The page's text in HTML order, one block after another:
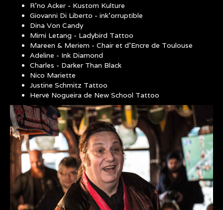
R’no Acker - Kustom Kulture
Giovanni Di Liberto - ink’orruptible
Dina Von Candy
Mimi Letang - Ladybird Tattoo
Mareen & Meriem - Chair et d’Encre de Toulouse
Adeline - Ink Diamond
Charles - Darker Than Black
Nico Mariette
Justine Schmitz Tattoo
Hervé Nogueira de New School Tattoo